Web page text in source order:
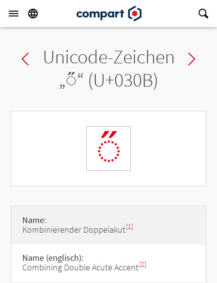
Previous char
Unicode-Zeichen
„◌̋“ (U+030B)
◌̋
Name:
Kombinierender Doppelakut[1]
Name (englisch):
Combining Double Acute Accent[2]